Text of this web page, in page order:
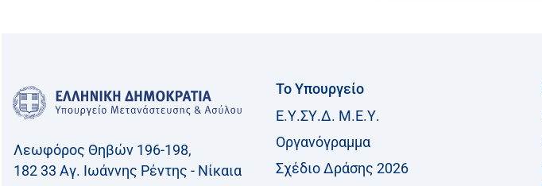
Λεωφόρος Θηβών 196-198,
182 33 Aγ. Ιωάννης Ρέντης - Νίκαια
Το Υπουργείο
Ε.Υ.ΣΥ.Δ. Μ.Ε.Υ.
Οργανόγραμμα
Σχέδιο Δράσης 2026